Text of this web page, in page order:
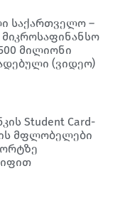
საქართველო –
მილიონი
(ვიდეო)
Student Card-
ის მფლობელები